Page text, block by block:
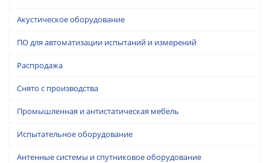
Акустическое оборудование
ПО для автоматизации испытаний и измерений
Распродажа
Снято с производства
Промышленная и антистатическая мебель
Испытательное оборудование
Антенные системы и спутниковое оборудование